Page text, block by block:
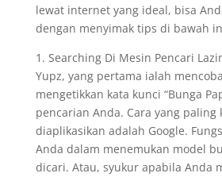
lewat internet yang ideal, bisa
dengan menyimak tips di bawah
1. Searching Di Mesin Pencari
Yupz, yang pertama ialah
mengetikkan kata kunci “Bunga
pencarian Anda. Cara yang paling
diaplikasikan adalah Google.
Anda dalam menemukan model
dicari. Atau, syukur apabila Anda